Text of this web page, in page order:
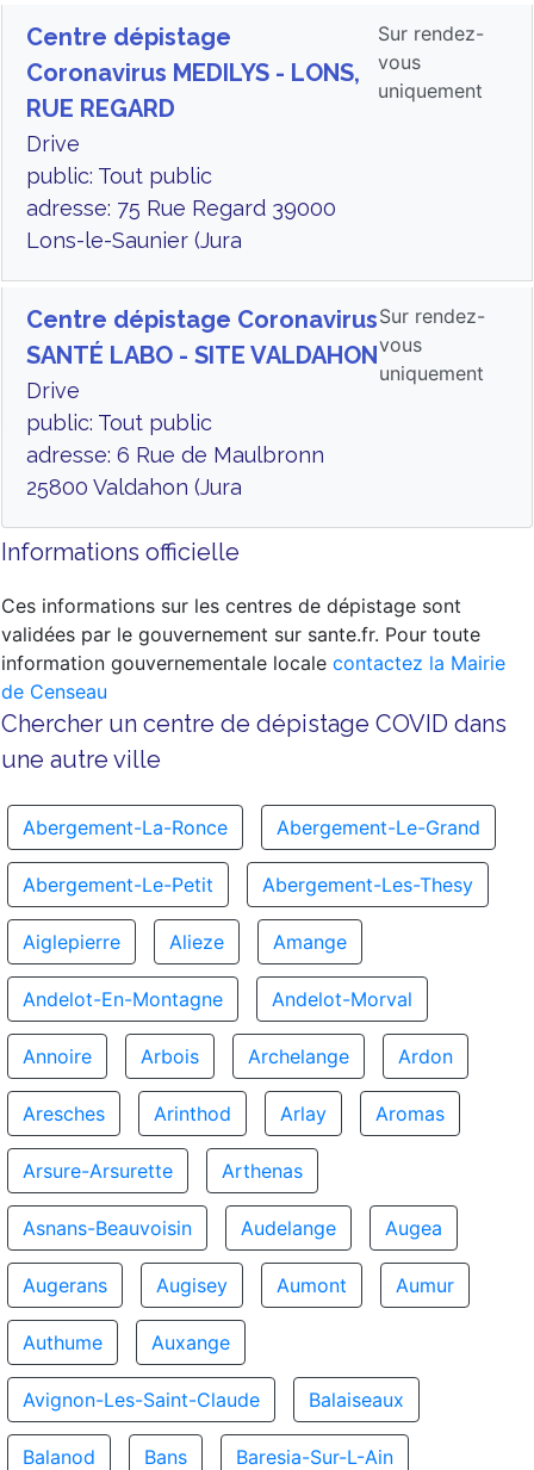
Centre dépistage
Coronavirus MEDILYS - LONS,
RUE REGARD
Drive
public: Tout public
adresse: 75 Rue Regard 39000
Lons-le-Saunier (Jura
Sur rendez-
vous
uniquement
Centre dépistage Coronavirus
SANTÉ LABO - SITE VALDAHON
Drive
public: Tout public
adresse: 6 Rue de Maulbronn
25800 Valdahon (Jura
Sur rendez-
vous
uniquement
Informations officielle
Ces informations sur les centres de dépistage sont
validées par le gouvernement sur sante.fr. Pour toute
information gouvernementale locale contactez la Mairie
de Censeau
Chercher un centre de dépistage COVID dans
une autre ville
Abergement-La-Ronce Abergement-Le-Grand
Abergement-Le-Petit Abergement-Les-Thesy
Aiglepierre Alieze Amange
Andelot-En-Montagne Andelot-Morval
Annoire Arbois Archelange Ardon
Aresches Arinthod Arlay Aromas
Arsure-Arsurette Arthenas
Asnans-Beauvoisin Audelange Augea
Augerans Augisey Aumont Aumur
Authume Auxange
Avignon-Les-Saint-Claude Balaiseaux
Balanod Bans Baresia-Sur-L-Ain